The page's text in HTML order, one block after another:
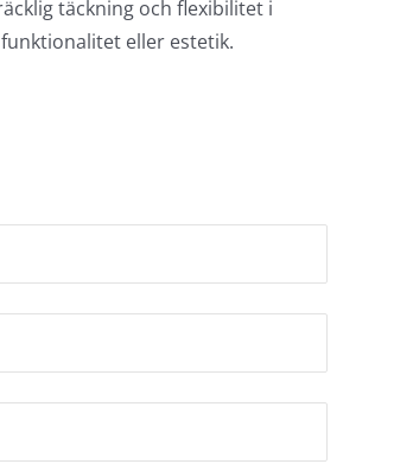
täckning och flexibilitet i
eller estetik.